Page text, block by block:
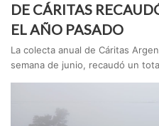
DE CÁRITAS
EL AÑO PASADO
La colecta anual de Cáritas
semana de junio, recaudó un